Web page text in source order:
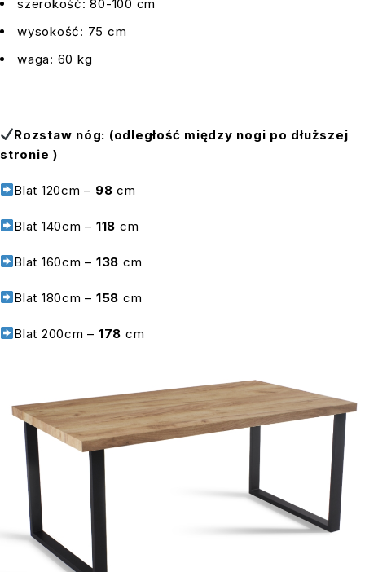
szerokość: 80-100 cm
wysokość: 75 cm
waga: 60 kg
Rozstaw nóg: (odległość między nogi po dłuższej
stronie )
Blat 120cm – 98 cm
Blat 140cm – 118 cm
Blat 160cm – 138 cm
Blat 180cm – 158 cm
Blat 200cm – 178 cm